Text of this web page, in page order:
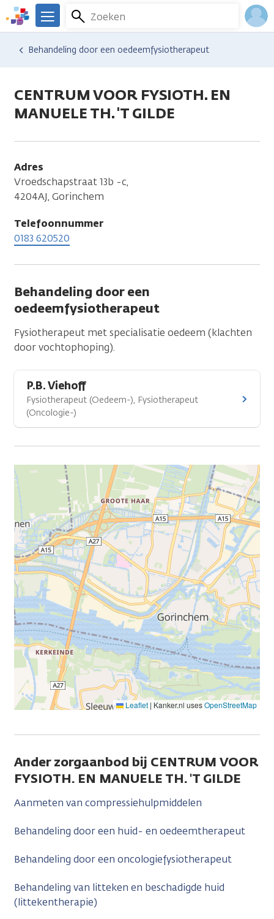
Overslaan
en
naar
We
er
Kanker.nl
Zoeken
Menu
Hulp en ondersteuning
Vind hulp bij kanker
Behandeling door een oedeemfysiotherapeut
CENTRUM VOOR FYSIOTH. EN
MANUELE TH. 'T GILDE
Adres
Vroedschapstraat 13b -c,
4204AJ, Gorinchem
Telefoonnummer
0183 620520
Behandeling door een
oedeemfysiotherapeut
Fysiotherapeut met specialisatie oedeem (klachten
door vochtophoping).
P.B. Viehoff
Fysiotherapeut (Oedeem-), Fysiotherapeut
(Oncologie-)
Leaflet | Kanker.nl usesOpenStreetMap
Ander zorgaanbod bij CENTRUM VOOR
FYSIOTH. EN MANUELE TH. 'T GILDE
Aanmeten van compressiehulpmiddelen
Behandeling door een huid- en oedeemtherapeut
Behandeling door een oncologiefysiotherapeut
Behandeling van litteken en beschadigde huid
(littekentherapie)